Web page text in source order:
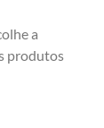
a
produtos